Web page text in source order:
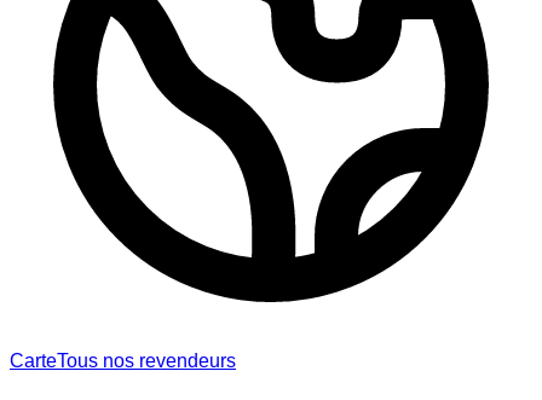
CarteTous nos revendeurs